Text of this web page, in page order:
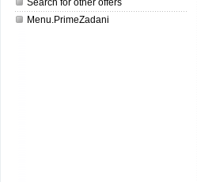
Menu.PrimeZadani